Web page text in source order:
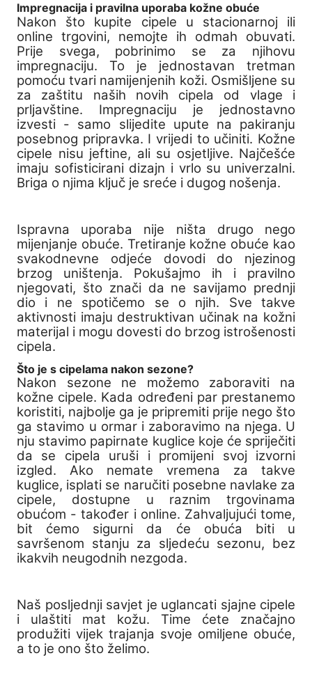
Impregnacija i pravilna uporaba kožne obuće
Nakon što kupite cipele u stacionarnoj ili
online trgovini, nemojte ih odmah obuvati.
Prije svega, pobrinimo se za njihovu
impregnaciju. To je jednostavan tretman
pomoću tvari namijenjenih koži. Osmišljene su
za zaštitu naših novih cipela od vlage i
prljavštine. Impregnaciju je jednostavno
izvesti - samo slijedite upute na pakiranju
posebnog pripravka. I vrijedi to učiniti. Kožne
cipele nisu jeftine, ali su osjetljive. Najčešće
imaju sofisticirani dizajn i vrlo su univerzalni.
Briga o njima ključ je sreće i dugog nošenja.
Ispravna uporaba nije ništa drugo nego
mijenjanje obuće. Tretiranje kožne obuće kao
svakodnevne odjeće dovodi do njezinog
brzog uništenja. Pokušajmo ih i pravilno
njegovati, što znači da ne savijamo prednji
dio i ne spotičemo se o njih. Sve takve
aktivnosti imaju destruktivan učinak na kožni
materijal i mogu dovesti do brzog istrošenosti
cipela.
Što je s cipelama nakon sezone?
Nakon sezone ne možemo zaboraviti na
kožne cipele. Kada određeni par prestanemo
koristiti, najbolje ga je pripremiti prije nego što
ga stavimo u ormar i zaboravimo na njega. U
nju stavimo papirnate kuglice koje će spriječiti
da se cipela uruši i promijeni svoj izvorni
izgled. Ako nemate vremena za takve
kuglice, isplati se naručiti posebne navlake za
cipele, dostupne u raznim trgovinama
obućom - također i online. Zahvaljujući tome,
bit ćemo sigurni da će obuća biti u
savršenom stanju za sljedeću sezonu, bez
ikakvih neugodnih nezgoda.
Naš posljednji savjet je uglancati sjajne cipele
i ulaštiti mat kožu. Time ćete značajno
produžiti vijek trajanja svoje omiljene obuće,
a to je ono što želimo.